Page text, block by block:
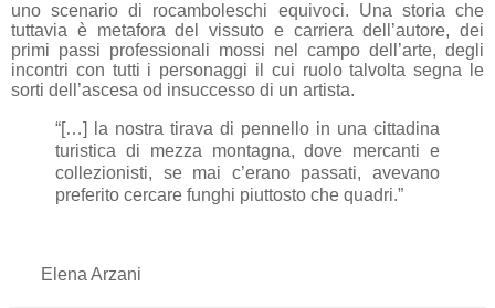
uno scenario di rocamboleschi equivoci. Una storia che
tuttavia è metafora del vissuto e carriera dell’autore, dei
primi passi professionali mossi nel campo dell’arte, degli
incontri con tutti i personaggi il cui ruolo talvolta segna le
sorti dell’ascesa od insuccesso di un artista.
“[…] la nostra tirava di pennello in una cittadina
turistica di mezza montagna, dove mercanti e
collezionisti, se mai c’erano passati, avevano
preferito cercare funghi piuttosto che quadri.”
Elena Arzani